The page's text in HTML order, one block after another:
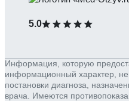
5.0
Информация, которую
информационный характер,
постановки диагноза,
врача. Имеются